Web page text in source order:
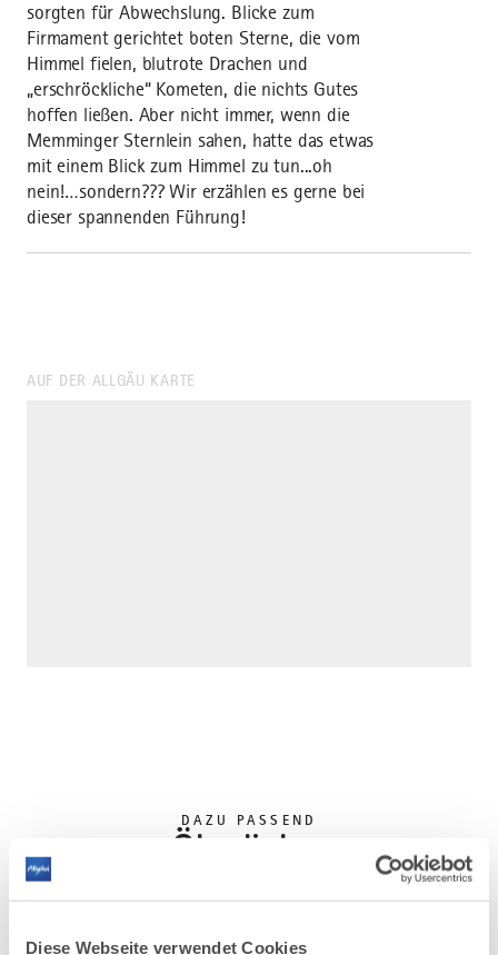
Diese Webseite verwendet Cookies
sorgten für Abwechslung. Blicke zum
Firmament gerichtet boten Sterne, die vom
Himmel fielen, blutrote Drachen und
„erschröckliche“ Kometen, die nichts Gutes
hoffen ließen. Aber nicht immer, wenn die
Memminger Sternlein sahen, hatte das etwas
mit einem Blick zum Himmel zu tun...oh
nein!…sondern??? Wir erzählen es gerne bei
dieser spannenden Führung!
AUF DER ALLGÄU KARTE
DAZU PASSEND
Ähnliche
Veranstaltungen